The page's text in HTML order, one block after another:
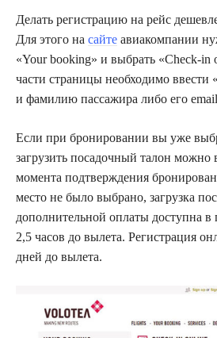
Делать регистрацию на рейс
Для этого на сайте авиакомпании
«Your booking» и выбрать «Check-in
части страницы необходимо ввести
и фамилию пассажира либо его
Если при бронировании вы уже
загрузить посадочный талон можно
момента подтверждения
место не было выбрано, загрузка
дополнительной оплаты доступна в
2,5 часов до вылета. Регистрация
дней до вылета.